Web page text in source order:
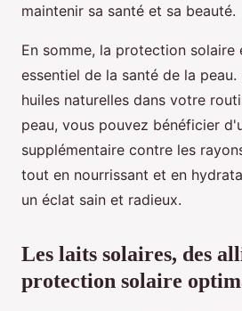
maintenir sa santé et sa beauté.
En somme, la protection solaire
essentiel de la santé de la
huiles naturelles dans votre
peau, vous pouvez bénéficier
supplémentaire contre les
tout en nourrissant et en
un éclat sain et radieux.
Les laits solaires, des
protection solaire